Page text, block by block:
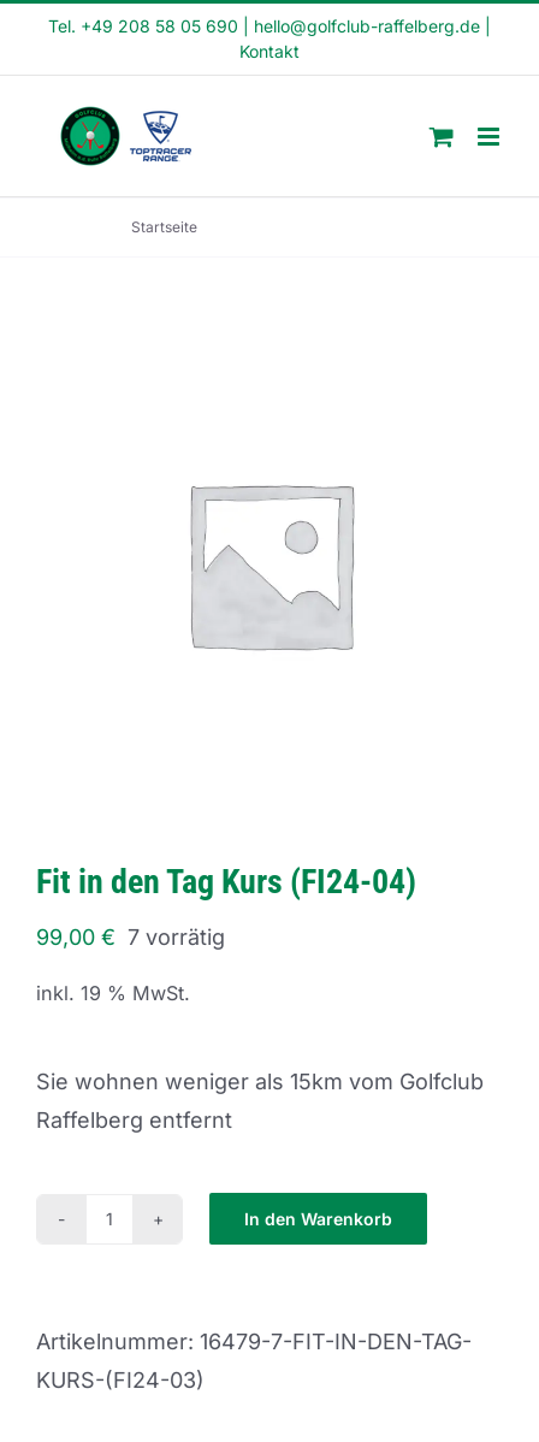
Tel. +49 208 58 05 690 hello@golfclub-raffelberg.de
Kontakt
Startseite
Fit in den Tag Kurs (FI24-04)
99,00 € 7 vorrätig
inkl. 19 % MwSt.
Sie wohnen weniger als 15km vom Golfclub
Raffelberg entfernt
Tag
Kurs
In den Warenkorb
Artikelnummer: 16479-7-FIT-IN-DEN-TAG-
KURS-(FI24-03)